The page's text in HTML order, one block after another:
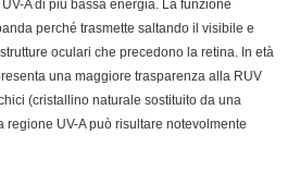
A di più bassa energia. La funzione
perché trasmette saltando il visibile e
oculari che precedono la retina. In età
una maggiore trasparenza alla RUV
(cristallino naturale sostituito da una
regione UV-A può risultare notevolmente